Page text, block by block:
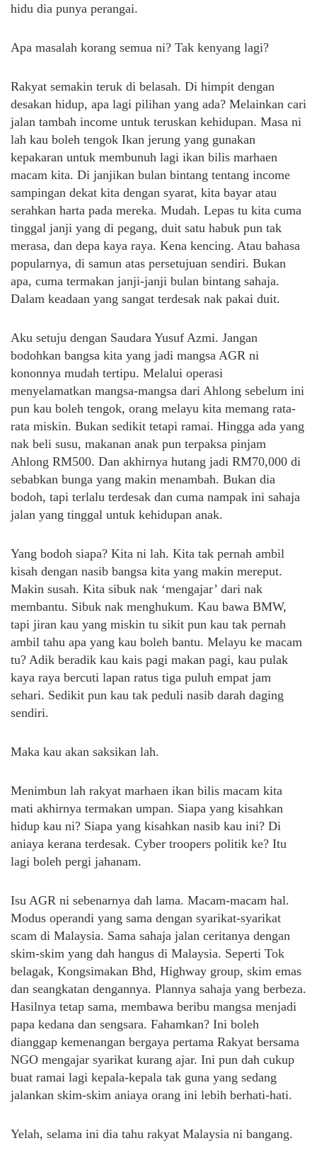
hidu dia punya perangai.
Apa masalah korang semua ni? Tak kenyang lagi?
Rakyat semakin teruk di belasah. Di himpit dengan
desakan hidup, apa lagi pilihan yang ada? Melainkan cari
jalan tambah income untuk teruskan kehidupan. Masa ni
lah kau boleh tengok Ikan jerung yang gunakan
kepakaran untuk membunuh lagi ikan bilis marhaen
macam kita. Di janjikan bulan bintang tentang income
sampingan dekat kita dengan syarat, kita bayar atau
serahkan harta pada mereka. Mudah. Lepas tu kita cuma
tinggal janji yang di pegang, duit satu habuk pun tak
merasa, dan depa kaya raya. Kena kencing. Atau bahasa
popularnya, di samun atas persetujuan sendiri. Bukan
apa, cuma termakan janji-janji bulan bintang sahaja.
Dalam keadaan yang sangat terdesak nak pakai duit.
Aku setuju dengan Saudara Yusuf Azmi. Jangan
bodohkan bangsa kita yang jadi mangsa AGR ni
kononnya mudah tertipu. Melalui operasi
menyelamatkan mangsa-mangsa dari Ahlong sebelum ini
pun kau boleh tengok, orang melayu kita memang rata-
rata miskin. Bukan sedikit tetapi ramai. Hingga ada yang
nak beli susu, makanan anak pun terpaksa pinjam
Ahlong RM500. Dan akhirnya hutang jadi RM70,000 di
sebabkan bunga yang makin menambah. Bukan dia
bodoh, tapi terlalu terdesak dan cuma nampak ini sahaja
jalan yang tinggal untuk kehidupan anak.
Yang bodoh siapa? Kita ni lah. Kita tak pernah ambil
kisah dengan nasib bangsa kita yang makin mereput.
Makin susah. Kita sibuk nak ‘mengajar’ dari nak
membantu. Sibuk nak menghukum. Kau bawa BMW,
tapi jiran kau yang miskin tu sikit pun kau tak pernah
ambil tahu apa yang kau boleh bantu. Melayu ke macam
tu? Adik beradik kau kais pagi makan pagi, kau pulak
kaya raya bercuti lapan ratus tiga puluh empat jam
sehari. Sedikit pun kau tak peduli nasib darah daging
sendiri.
Maka kau akan saksikan lah.
Menimbun lah rakyat marhaen ikan bilis macam kita
mati akhirnya termakan umpan. Siapa yang kisahkan
hidup kau ni? Siapa yang kisahkan nasib kau ini? Di
aniaya kerana terdesak. Cyber troopers politik ke? Itu
lagi boleh pergi jahanam.
Isu AGR ni sebenarnya dah lama. Macam-macam hal.
Modus operandi yang sama dengan syarikat-syarikat
scam di Malaysia. Sama sahaja jalan ceritanya dengan
skim-skim yang dah hangus di Malaysia. Seperti Tok
belagak, Kongsimakan Bhd, Highway group, skim emas
dan seangkatan dengannya. Plannya sahaja yang berbeza.
Hasilnya tetap sama, membawa beribu mangsa menjadi
papa kedana dan sengsara. Fahamkan? Ini boleh
dianggap kemenangan bergaya pertama Rakyat bersama
NGO mengajar syarikat kurang ajar. Ini pun dah cukup
buat ramai lagi kepala-kepala tak guna yang sedang
jalankan skim-skim aniaya orang ini lebih berhati-hati.
Yelah, selama ini dia tahu rakyat Malaysia ni bangang.